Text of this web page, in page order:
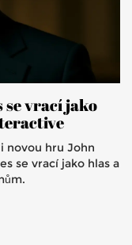
se vrací jako
novou hru John
se vrací jako hlas a